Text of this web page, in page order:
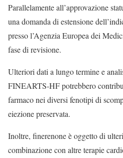
Parallelamente all’approvazione
una domanda di estensione
presso l’Agenzia Europea dei
fase di revisione.
Ulteriori dati a lungo termine e
FINEARTS-HF potrebbero
farmaco nei diversi fenotipi di
eiezione preservata.
Inoltre, finerenone è oggetto di
combinazione con altre terapie